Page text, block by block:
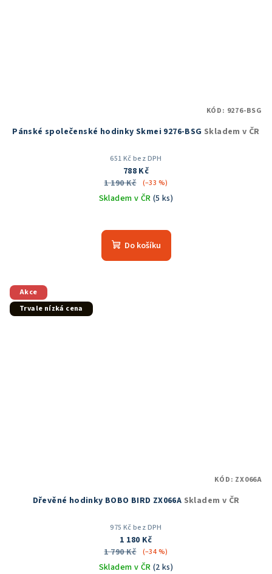
Pánské společenské hodinky Skmei 9276-BSG Skladem v ČR
651 Kč bez DPH
788 Kč
1 190 Kč
(–33 %)
Skladem v ČR (5 ks)
hodnocení
produktu
Do košíku
KÓD: 9276-BSG
Akce
Trvale nízká cena
Dřevěné hodinky BOBO BIRD ZX066A Skladem v ČR
975 Kč bez DPH
1 180 Kč
1 790 Kč
(–34 %)
Skladem v ČR (2 ks)
KÓD: ZX066A